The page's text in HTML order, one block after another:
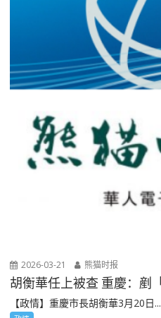
2026-03-21 熊猫时报
胡衡華任上被查 重慶：剷
【政情】重慶市長胡衡華3月20日...